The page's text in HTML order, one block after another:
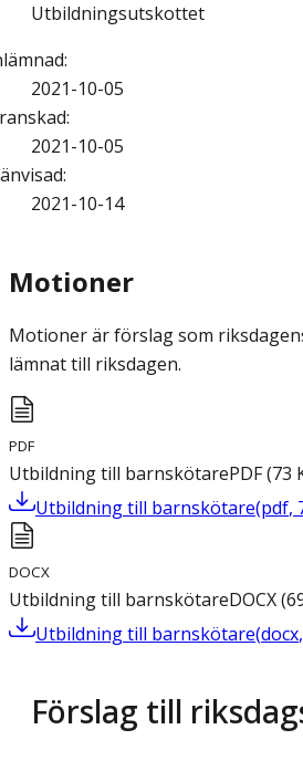
Utbildningsutskottet
:
2021-10-05
:
2021-10-05
:
2021-10-14
Motioner
Motioner är förslag som
lämnat till riksdagen.
PDF
Utbildning till barnskötarePDF(73
Utbildning till barnskötare(pdf,
DOCX
Utbildning till barnskötareDOCX(
Utbildning till barnskötare(docx,
Förslag till